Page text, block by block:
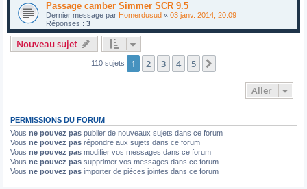
Passage camber Simmer SCR 9.5
Dernier message par Homerdusud « 03 janv. 2014, 20:09
Réponses : 3
Nouveau sujet
110 sujets 1 2 3 4 5
Aller
PERMISSIONS DU FORUM
Vous ne pouvez pas publier de nouveaux sujets dans ce forum
Vous ne pouvez pas répondre aux sujets dans ce forum
Vous ne pouvez pas modifier vos messages dans ce forum
Vous ne pouvez pas supprimer vos messages dans ce forum
Vous ne pouvez pas importer de pièces jointes dans ce forum